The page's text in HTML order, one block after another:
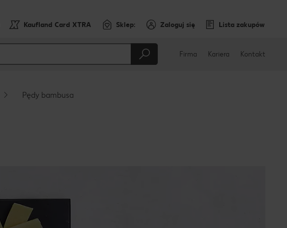
Kaufland Card XTRA Sklep: Zaloguj się Lista zakupów
Firma Kariera Kontakt
Pędy bambusa